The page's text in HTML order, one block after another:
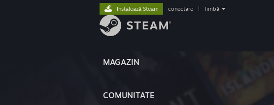
MAGAZIN
COMUNITATE
Instalează Steam conectare limbă